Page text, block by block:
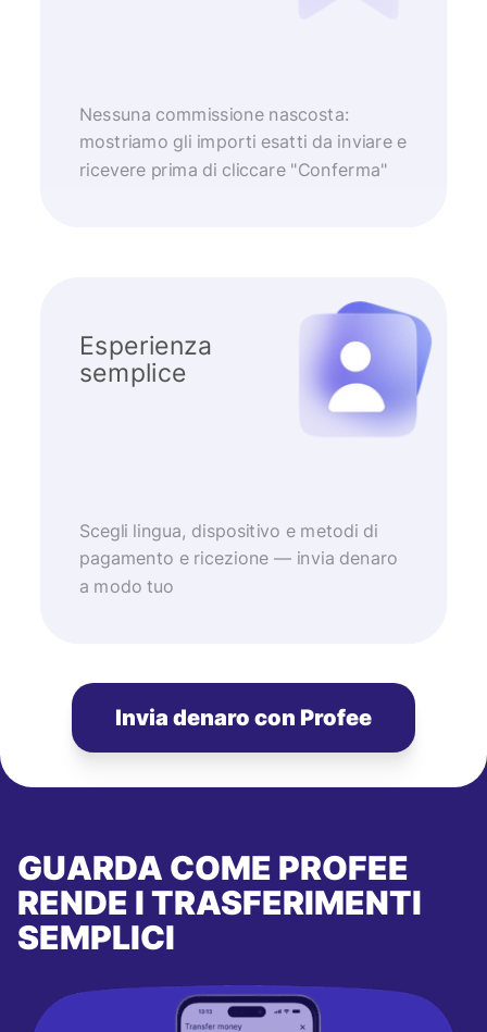
Nessuna commissione nascosta:
mostriamo gli importi esatti da inviare e
ricevere prima di cliccare "Conferma"
Esperienza
semplice
Scegli lingua, dispositivo e metodi di
pagamento e ricezione — invia denaro
a modo tuo
Invia denaro con Profee
GUARDA COME PROFEE
RENDE I TRASFERIMENTI
SEMPLICI